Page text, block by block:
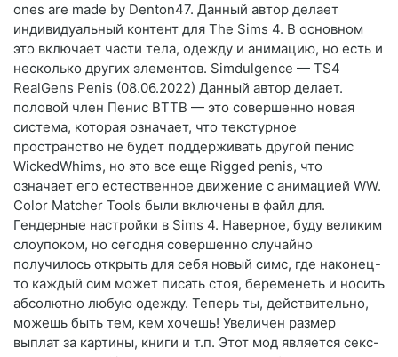
ones are made by Denton47. Данный автор делает
индивидуальный контент для The Sims 4. В основном
это включает части тела, одежду и анимацию, но есть и
несколько других элементов. Simdulgence — TS4
RealGens Penis (08.06.2022) Данный автор делает.
половой член Пенис BTTB — это совершенно новая
система, которая означает, что текстурное
пространство не будет поддерживать другой пенис
WickedWhims, но это все еще Rigged penis, что
означает его естественное движение с анимацией WW.
Color Matcher Tools были включены в файл для.
Гендерные настройки в Sims 4⁠⁠. Наверное, буду великим
слоупоком, но сегодня совершенно случайно
получилось открыть для себя новый симс, где наконец-
то каждый сим может писать стоя, беременеть и носить
абсолютно любую одежду. Теперь ты, действительно,
можешь быть тем, кем хочешь! Увеличен размер
выплат за картины, книги и т.п. Этот мод является секс-